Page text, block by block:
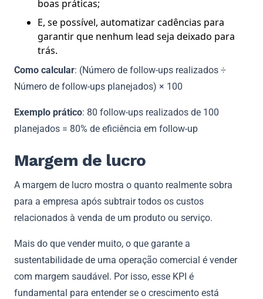
boas práticas;
E, se possível, automatizar cadências para
garantir que nenhum lead seja deixado para
trás.
Como calcular: (Número de follow-ups realizados ÷
Número de follow-ups planejados) × 100
Exemplo prático: 80 follow-ups realizados de 100
planejados = 80% de eficiência em follow-up
Margem de lucro
A margem de lucro mostra o quanto realmente sobra
para a empresa após subtrair todos os custos
relacionados à venda de um produto ou serviço.
Mais do que vender muito, o que garante a
sustentabilidade de uma operação comercial é vender
com margem saudável. Por isso, esse KPI é
fundamental para entender se o crescimento está